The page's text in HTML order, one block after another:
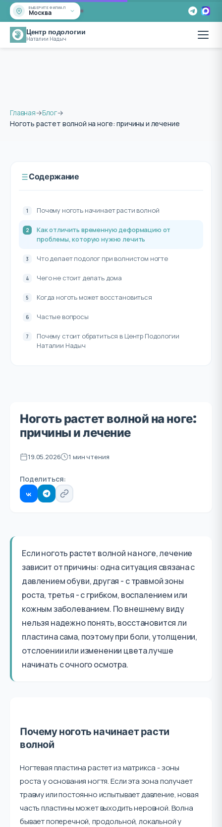
ВЫБЕРИТЕ ФИЛИАЛ
Москва
Центр подологии
Наталии Надыч
Главная→Блог→
Ноготь растет волной на ноге: причины и лечение
Ноготь растет волной на ноге:
причины и лечение
19.05.2026 1 мин чтения
Поделиться:
Если ноготь растет волной на ноге, лечение
зависит от причины: одна ситуация связана с
давлением обуви, другая - с травмой зоны
роста, третья - с грибком, воспалением или
кожным заболеванием. По внешнему виду
нельзя надежно понять, восстановится ли
пластина сама, поэтому при боли, утолщении,
отслоении или изменении цвета лучше
начинать с очного осмотра.
Почему ноготь начинает расти
волной
Ногтевая пластина растет из матрикса - зоны
роста у основания ногтя. Если эта зона получает
травму или постоянно испытывает давление, новая
часть пластины может выходить неровной. Волна
бывает поперечной, продольной, локальной у
Содержание
Почему ноготь начинает расти волной
Как отличить временную деформацию от
проблемы, которую нужно лечить
Что делает подолог при волнистом ногте
Чего не стоит делать дома
Когда ноготь может восстановиться
Частые вопросы
Почему стоит обратиться в Центр Подологии
Наталии Надыч